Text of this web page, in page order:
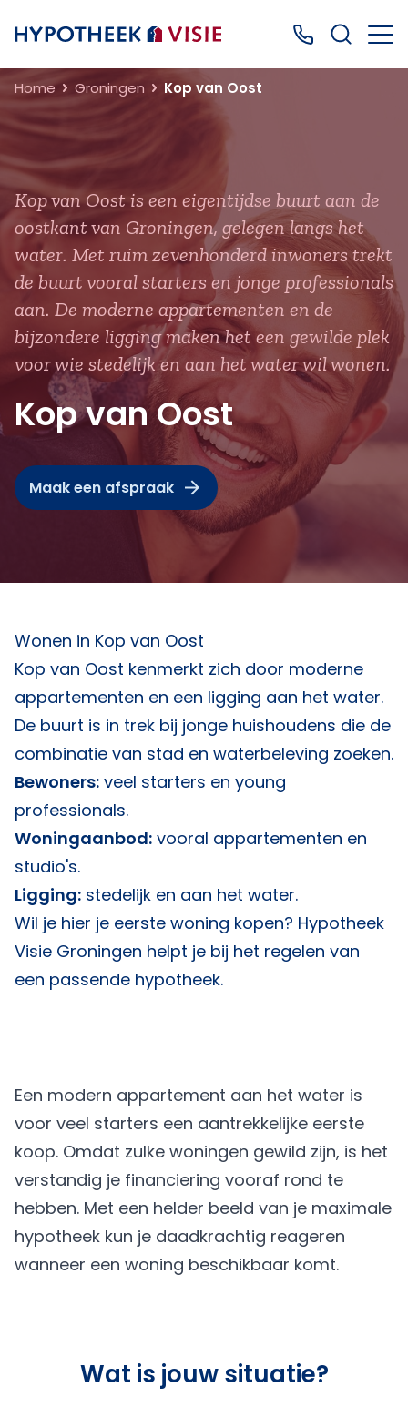
Terug naar home Bel ons: 0499
Home Groningen Kop van Oost
Kop van Oost is een eigentijdse buurt aan de
oostkant van Groningen, gelegen langs het
water. Met ruim zevenhonderd inwoners trekt
de buurt vooral starters en jonge professionals
aan. De moderne appartementen en de
bijzondere ligging maken het een gewilde plek
voor wie stedelijk en aan het water wil wonen.
Kop van Oost
Maak een afspraak
Wonen in Kop van Oost
Kop van Oost kenmerkt zich door moderne
appartementen en een ligging aan het water.
De buurt is in trek bij jonge huishoudens die de
combinatie van stad en waterbeleving zoeken.
Bewoners: veel starters en young
professionals.
Woningaanbod: vooral appartementen en
studio's.
Ligging: stedelijk en aan het water.
Wil je hier je eerste woning kopen? Hypotheek
Visie Groningen helpt je bij het regelen van
een passende hypotheek.
Een modern appartement aan het water is
voor veel starters een aantrekkelijke eerste
koop. Omdat zulke woningen gewild zijn, is het
verstandig je financiering vooraf rond te
hebben. Met een helder beeld van je maximale
hypotheek kun je daadkrachtig reageren
wanneer een woning beschikbaar komt.
Wat is jouw situatie?